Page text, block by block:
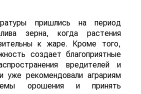
пришлись на период
зерна, когда растения
к жаре. Кроме того,
создает благоприятные
вредителей и
уже рекомендовали аграриям
орошения и принять